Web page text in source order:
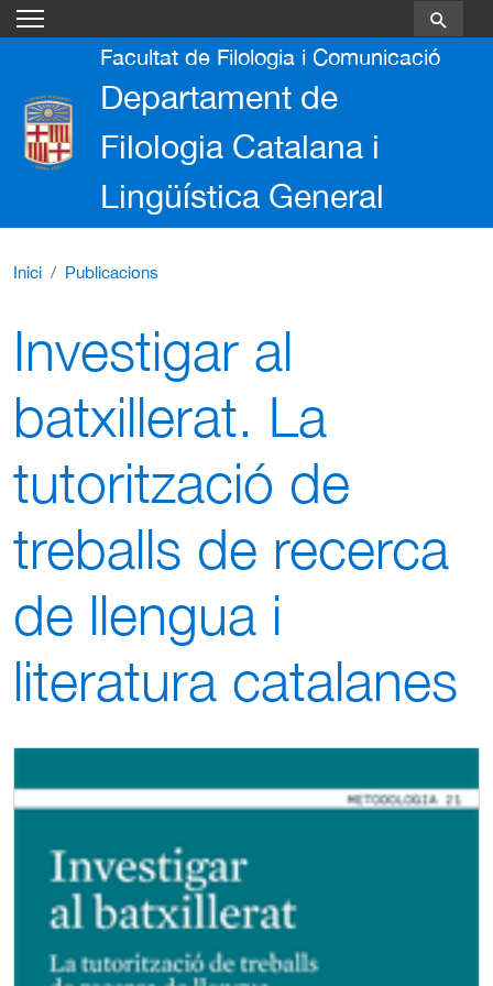
Facultat de Filologia i Comunicació
Departament de
Filologia Catalana i
Lingüística General
Inici Publicacions
Investigar al
batxillerat. La
tutorització de
treballs de recerca
de llengua i
literatura catalanes